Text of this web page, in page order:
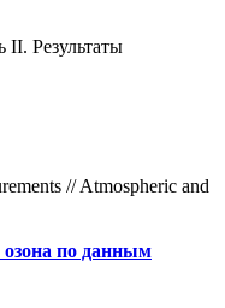
Результаты
// Atmospheric and
озона по данным